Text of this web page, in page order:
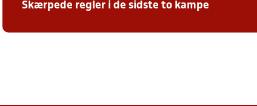
Skærpede regler i de sidste to kampe